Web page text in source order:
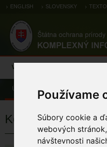
Používame
Súbory cookie a
webových
návštevnosti
ENGLISH SLOVENSKY
Výsledky monitoringu
Úvod Výsledky monitoringu
Kompetenčné